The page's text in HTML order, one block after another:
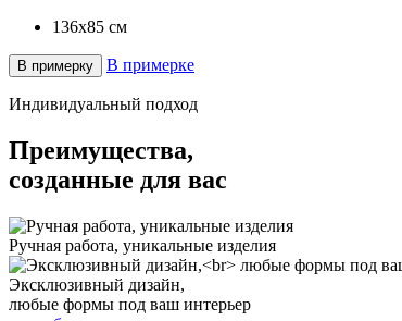
136x85 см
В примерку В примерке
Индивидуальный подход
Преимущества,
созданные для вас
Ручная работа, уникальные изделия
Эксклюзивный дизайн,
любые формы под ваш интерьер